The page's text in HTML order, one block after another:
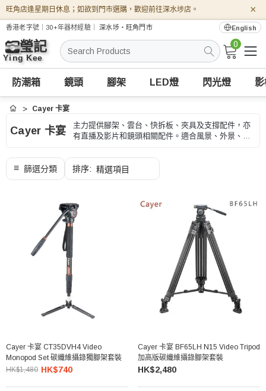
旺角店逢星期日休息；如欲到門市選購，歡迎前往深水埗店。 ×
香港老字號｜30+年器材經驗｜深水埗・旺角門市 English
搜
索
0
防潮箱 鏡頭 腳架 LED燈 閃光燈
首頁 Cayer 卡宴
Cayer 卡宴
主力提供腳架、雲台、快拆板、夾具及支撐配件，亦
有直播及影片和鏡頭相關配件。適合風景、外景、商
納長度和快拆規格、型號和用途核對。
Cayer 卡宴 CT35DVH4 Video
Monopod Set 碳纖維攝錄獨腳架套裝
HK$1,480 HK$740
Cayer 卡宴 BF65LH N15 Video Tripod
加高版碳纖維攝錄腳架套裝
HK$2,480